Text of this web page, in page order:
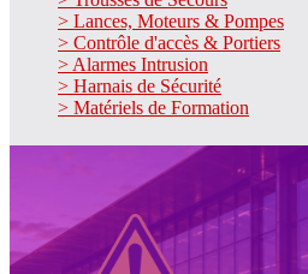
> Lances, Moteurs & Pompes
> Contrôle d'accès & Portiers
> Alarmes Intrusion
> Harnais de Sécurité
> Matériels de Formation